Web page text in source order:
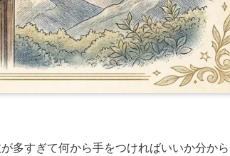
多すぎて何から手をつければいいか分から